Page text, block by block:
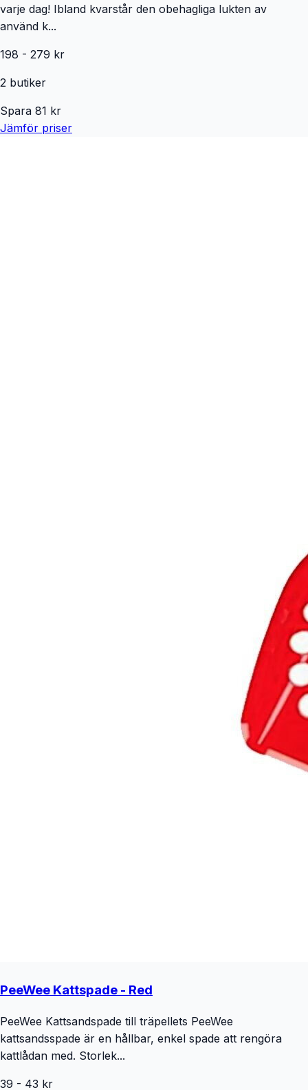
varje dag! Ibland kvarstår den obehagliga lukten av
använd k...
198 - 279 kr
2 butiker
Spara 81 kr
Jämför priser
PeeWee Kattspade - Red
PeeWee Kattsandspade till träpellets PeeWee
kattsandsspade är en hållbar, enkel spade att rengöra
kattlådan med. Storlek...
39 - 43 kr